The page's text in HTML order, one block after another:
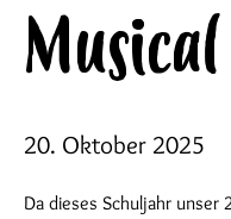
20. Oktober 2025
Da dieses Schuljahr